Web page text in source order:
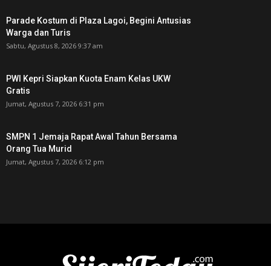
Parade Kostum di Plaza Lagoi, Begini Antusias
Warga dan Turis
Sabtu, Agustus 8, 2026 9:37 am
PWI Kepri Siapkan Kuota Enam Kelas UKW
Gratis
Jumat, Agustus 7, 2026 6:31 pm
SMPN 1 Jemaja Rapat Awal Tahun Bersama
Orang Tua Murid ‎
Jumat, Agustus 7, 2026 6:12 pm